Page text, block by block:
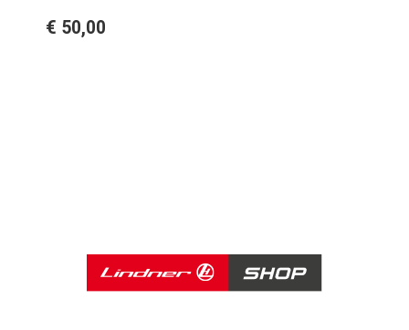
Onlineshop.
€ 50,00